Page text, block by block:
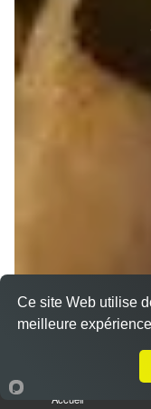
Accueil
Ce site Web utilise
meilleure